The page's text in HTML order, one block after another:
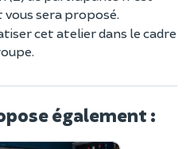
sera proposé.
cet atelier dans le cadre
également :